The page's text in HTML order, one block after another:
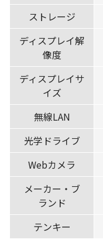
ストレージ
ディスプレイ解
像度
ディスプレイサ
イズ
無線LAN
光学ドライブ
Webカメラ
メーカー・ブ
ランド
テンキー